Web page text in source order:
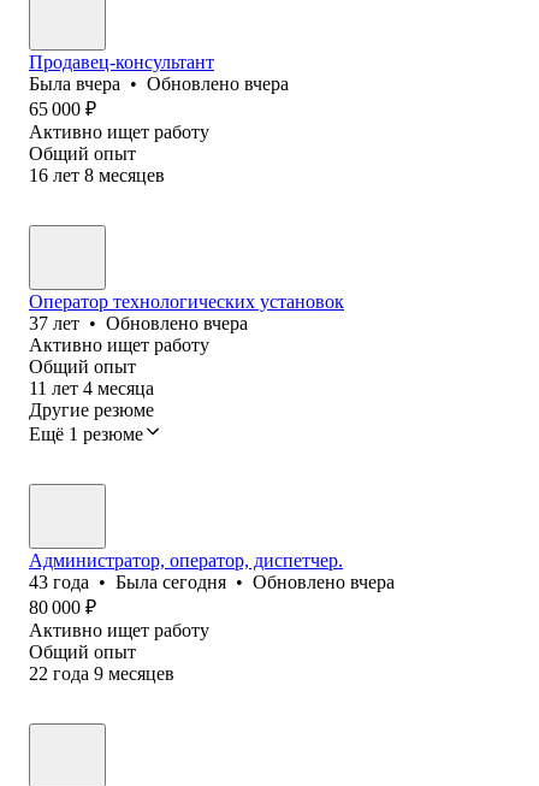
Продавец-консультант
Была вчера • Обновлено вчера
65 000 ₽
Активно ищет работу
Общий опыт
16 лет 8 месяцев
Оператор технологических установок
37 лет • Обновлено вчера
Активно ищет работу
Общий опыт
11 лет 4 месяца
Другие резюме
Ещё 1 резюме
Администратор, оператор, диспетчер.
43 года • Была сегодня • Обновлено вчера
80 000 ₽
Активно ищет работу
Общий опыт
22 года 9 месяцев